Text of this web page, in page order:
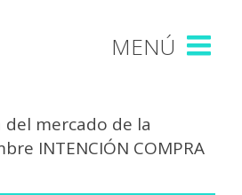
del mercado de la
INTENCIÓN COMPRA